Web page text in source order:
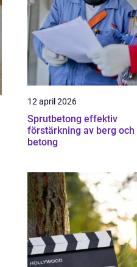
12 april 2026
Sprutbetong effektiv
förstärkning av berg och
betong